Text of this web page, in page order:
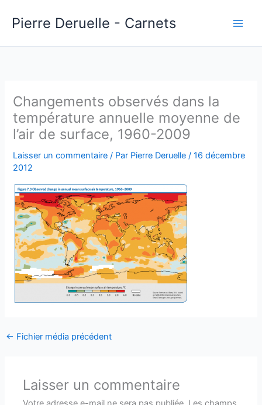
Pierre Deruelle - Carnets
Changements observés dans la
température annuelle moyenne de
l’air de surface, 1960-2009
Laisser un commentaire / Par Pierre Deruelle/16 décembre
2012
← Fichier média précédent
Laisser un commentaire